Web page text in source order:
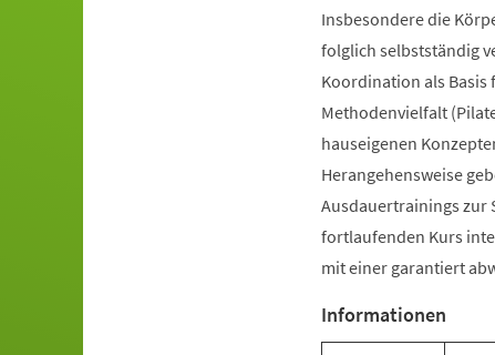
Insbesondere die
folglich selbstständig
Koordination als
Methodenvielfalt
hauseigenen
Herangehensweise
Ausdauertrainings zur
fortlaufenden Kurs
mit einer garantiert
Informationen